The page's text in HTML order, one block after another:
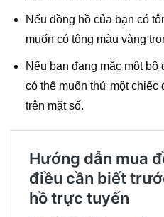
Nếu đồng hồ của bạn có
muốn có tông màu vàng
Nếu bạn đang mặc một bộ
có thể muốn thử một chiếc
trên mặt số.